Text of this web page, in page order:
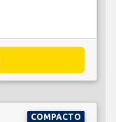
COMPACTO